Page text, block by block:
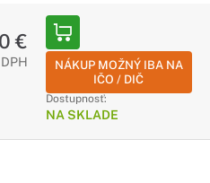
€
NÁKUP MOŽNÝ IBA NA
IČO / DIČ
Dostupnosť:
NA SKLADE